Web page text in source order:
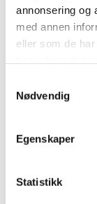
annonsering og
med annen
eller som de
Nødvendig
Egenskaper
Statistikk